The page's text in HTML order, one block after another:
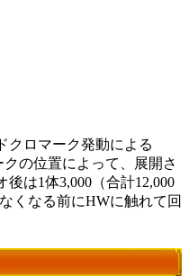
クロマーク発動による
の位置によって、展開さ
は1体3,000（合計12,000
くなる前にHWに触れて回